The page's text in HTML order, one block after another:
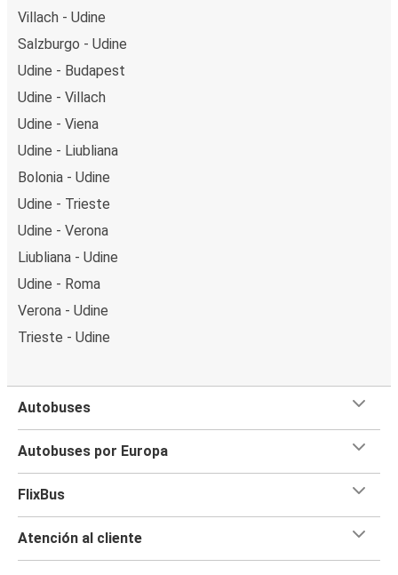
Villach - Udine
Salzburgo - Udine
Udine - Budapest
Udine - Villach
Udine - Viena
Udine - Liubliana
Bolonia - Udine
Udine - Trieste
Udine - Verona
Liubliana - Udine
Udine - Roma
Verona - Udine
Trieste - Udine
Autobuses
Autobuses por Europa
FlixBus
Atención al cliente